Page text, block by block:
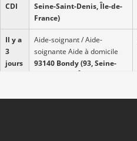
CDI
Seine-Saint-Denis, Île-de-
France)
Il y a
3
jours
Aide-soignant / Aide-
soignante Aide à domicile
93140 Bondy (93, Seine-